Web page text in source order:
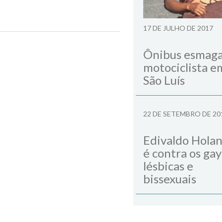
17 DE JULHO DE 2017
Ônibus
motociclista
São Luís
22 DE SETEMBRO DE
Edivaldo
é contra os
lésbicas e
bissexuais